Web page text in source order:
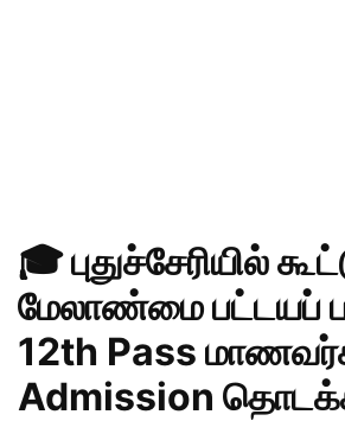
🎓 புதுச்சேரியில்
மேலாண்மை பட்டயப்
12th Pass
Admission